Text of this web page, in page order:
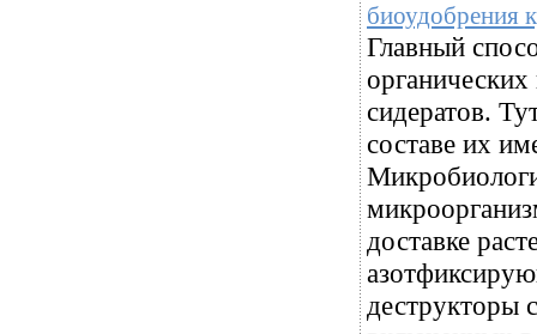
биоудобрения
Главный
сидератов.
составе их
доставке
деструкторы